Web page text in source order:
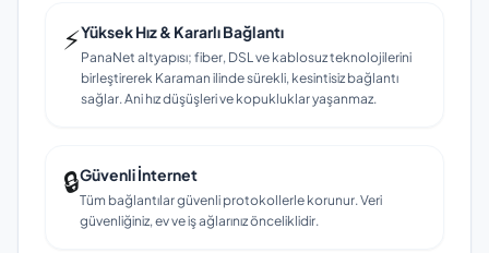
⚡Yüksek Hız & Kararlı Bağlantı
PanaNet altyapısı; fiber, DSL ve kablosuz teknolojilerini
birleştirerek Karaman ilinde sürekli, kesintisiz bağlantı
sağlar. Ani hız düşüşleri ve kopukluklar yaşanmaz.
🔒Güvenli İnternet
Tüm bağlantılar güvenli protokollerle korunur. Veri
güvenliğiniz, ev ve iş ağlarınız önceliklidir.